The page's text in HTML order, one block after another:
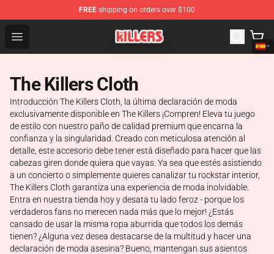
FREE shipping on orders over $100
Open menu
The Killers Shop - Official The Killers Merchandise Store
The Killers Cloth
Introducción The Killers Cloth, la última declaración de moda
exclusivamente disponible en The Killers ¡Compren! Eleva tu juego
de estilo con nuestro paño de calidad premium que encarna la
confianza y la singularidad. Creado con meticulosa atención al
detalle, este accesorio debe tener está diseñado para hacer que las
cabezas giren donde quiera que vayas. Ya sea que estés asistiendo
a un concierto o simplemente quieres canalizar tu rockstar interior,
The Killers Cloth garantiza una experiencia de moda inolvidable.
Entra en nuestra tienda hoy y desata tu lado feroz - porque los
verdaderos fans no merecen nada más que lo mejor! ¿Estás
cansado de usar la misma ropa aburrida que todos los demás
tienen? ¿Alguna vez desea destacarse de la multitud y hacer una
declaración de moda asesina? Bueno, mantengan sus asientos